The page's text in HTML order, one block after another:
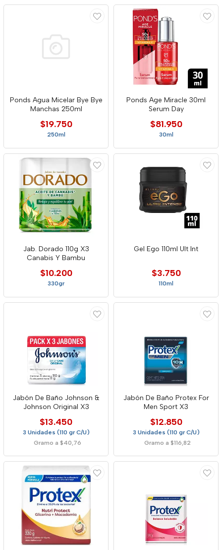
Ponds Agua Micelar Bye Bye
Manchas 250ml
$19.750
250ml
Ponds Age Miracle 30ml
Serum Day
$81.950
30ml
Jab. Dorado 110g X3
Canabis Y Bambu
$10.200
330gr
Gel Ego 110ml Ult Int
$3.750
110ml
Jabón De Baño Johnson &
Johnson Original X3
$13.450
3 Unidades (110 gr C/U)
Gramo a $40,76
Jabón De Baño Protex For
Men Sport X3
$12.850
3 Unidades (110 gr C/U)
Gramo a $116,82